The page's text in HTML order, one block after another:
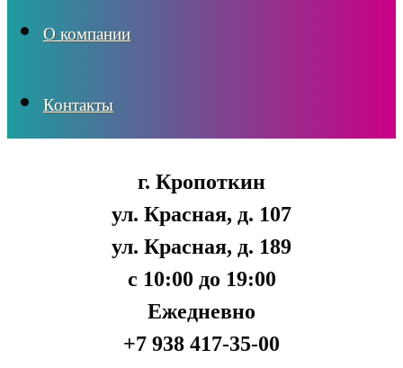
О компании
Контакты
г. Кропоткин
ул. Красная, д. 107
ул. Красная, д. 189
с 10:00 до 19:00
Ежедневно
+7 938 417-35-00